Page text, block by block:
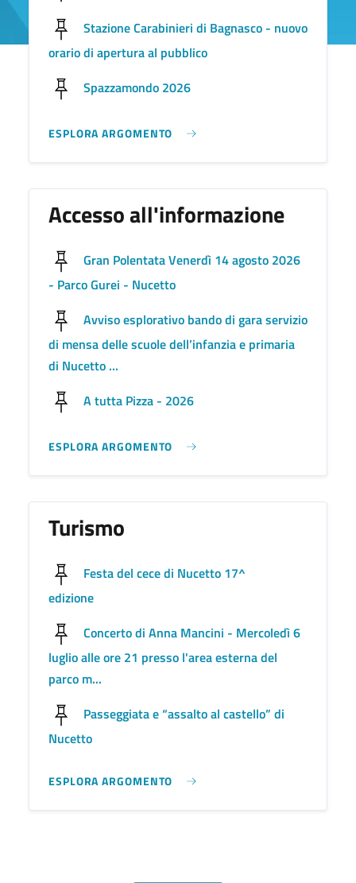
Stazione Carabinieri di Bagnasco - nuovo
orario di apertura al pubblico
Spazzamondo 2026
ESPLORA ARGOMENTO
Accesso all'informazione
Gran Polentata Venerdì 14 agosto 2026
- Parco Gurei - Nucetto
Avviso esplorativo bando di gara servizio
di mensa delle scuole dell’infanzia e primaria
di Nucetto ...
A tutta Pizza - 2026
ESPLORA ARGOMENTO
Turismo
Festa del cece di Nucetto 17^
edizione
Concerto di Anna Mancini - Mercoledì 6
luglio alle ore 21 presso l'area esterna del
parco m...
Passeggiata e “assalto al castello” di
Nucetto
ESPLORA ARGOMENTO